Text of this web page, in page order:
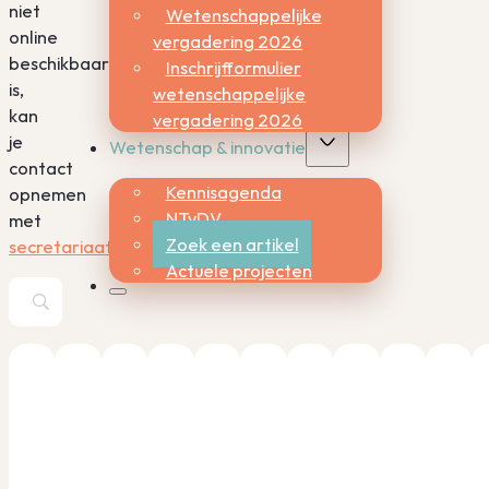
Wetenschappelijke
vergadering 2026
Inschrijfformulier
wetenschappelijke
vergadering 2026
Wetenschap & innovatie
Kennisagenda
NTvDV
Zoek een artikel
Actuele projecten
niet
online
beschikbaar
is,
kan
je
contact
opnemen
met
secretariaat@nvdv.nl.